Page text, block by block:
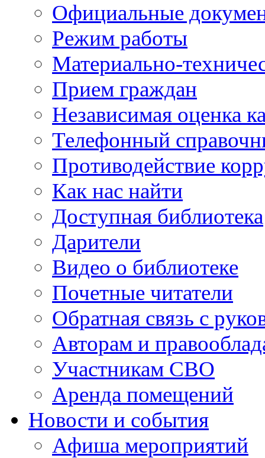
Официальные
Режим работы
Материально-
Прием граждан
Независимая оценка
Телефонный
Противодействие
Как нас найти
Доступная библиотека
Дарители
Видео о библиотеке
Почетные читатели
Обратная связь с
Авторам и
Участникам СВО
Аренда помещений
Новости и события
Афиша мероприятий